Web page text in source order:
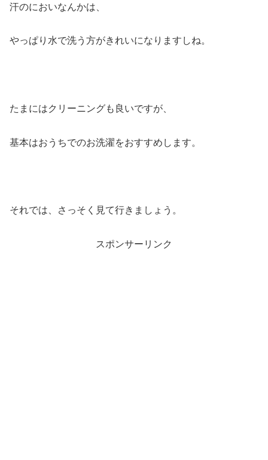
汗のにおいなんかは、
やっぱり水で洗う方がきれいになりますしね。
たまにはクリーニングも良いですが、
基本はおうちでのお洗濯をおすすめします。
それでは、さっそく見て行きましょう。
スポンサーリンク